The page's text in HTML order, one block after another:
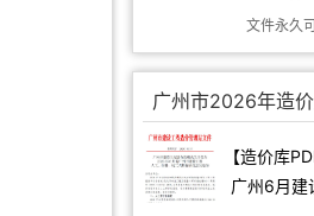
文件永久
广州市2026年造
【造价库
广州6月建